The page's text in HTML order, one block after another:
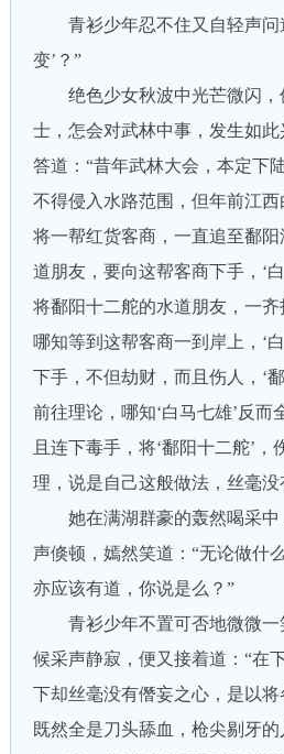
青衫少年忍不住又自轻声问
变’？”
绝色少女秋波中光芒微闪，
士，怎会对武林中事，发生如
答道：“昔年武林大会，本定下
不得侵入水路范围，但年前江西
将一帮红货客商，一直追至鄱
道朋友，要向这帮客商下手，‘
将鄱阳十二舵的水道朋友，一齐
哪知等到这帮客商一到岸上，‘
下手，不但劫财，而且伤人，‘
前往理论，哪知‘白马七雄’反而
且连下毒手，将‘鄱阳十二舵’，
理，说是自己这般做法，丝毫没
她在满湖群豪的轰然喝采中
声倏顿，嫣然笑道：“无论做什
亦应该有道，你说是么？”
青衫少年不置可否地微微一
候采声静寂，便又接着道：“在
下却丝毫没有僭妄之心，是以
既然全是刀头舔血，枪尖剔牙